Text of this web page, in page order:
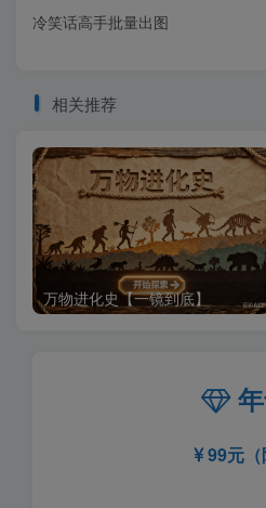
冷笑话高手批量出图
相关推荐
万物进化史【一镜到底】
年
99元（